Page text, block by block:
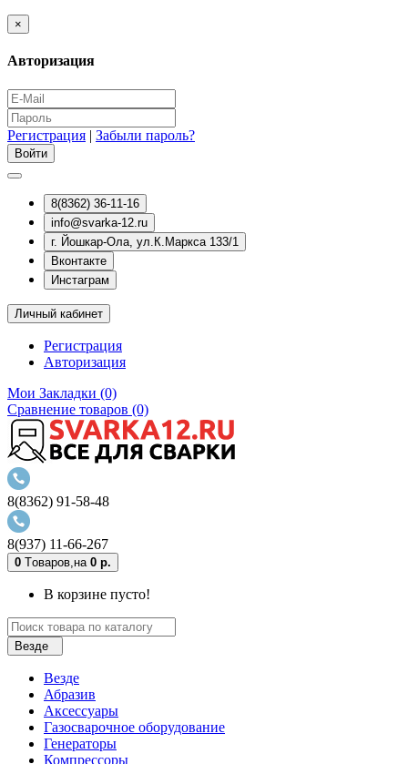
×
Авторизация
Регистрация | Забыли пароль?
8(8362) 36-11-16
info@svarka-12.ru
г. Йошкар-Ола, ул.К.Маркса 133/1
Вконтакте
Инстаграм
Личный кабинет
Регистрация
Авторизация
Мои Закладки (0)
Сравнение товаров (0)
8(8362) 91-58-48
8(937) 11-66-267
0 Tоваров, на 0 р.
В корзине пусто!
Везде
Везде
Абразив
Аксессуары
Газосварочное оборудование
Генераторы
Компрессоры